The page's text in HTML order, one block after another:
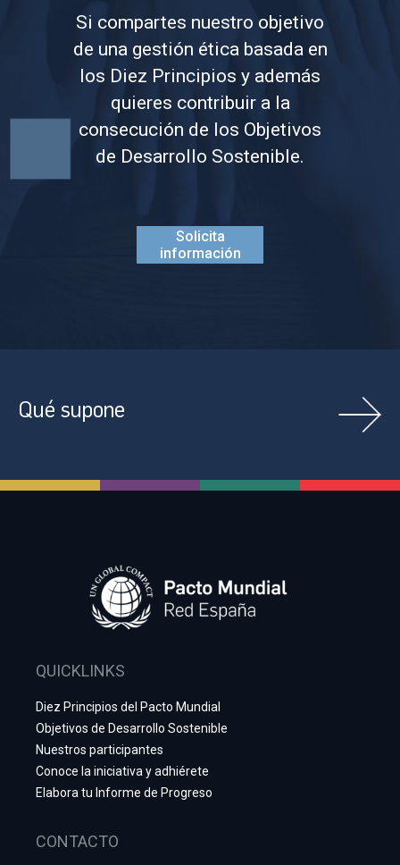
Si compartes nuestro objetivo
de una gestión ética basada en
los Diez Principios y además
quieres contribuir a la
consecución de los Objetivos
de Desarrollo Sostenible.
Solicita
información
Qué supone
QUICKLINKS
Diez Principios del Pacto Mundial
Objetivos de Desarrollo Sostenible
Nuestros participantes
Conoce la iniciativa y adhiérete
Elabora tu Informe de Progreso
CONTACTO